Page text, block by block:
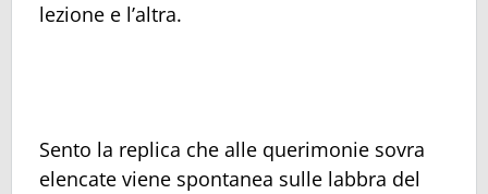
lezione e l’altra.
Sento la replica che alle querimonie sovra
elencate viene spontanea sulle labbra del